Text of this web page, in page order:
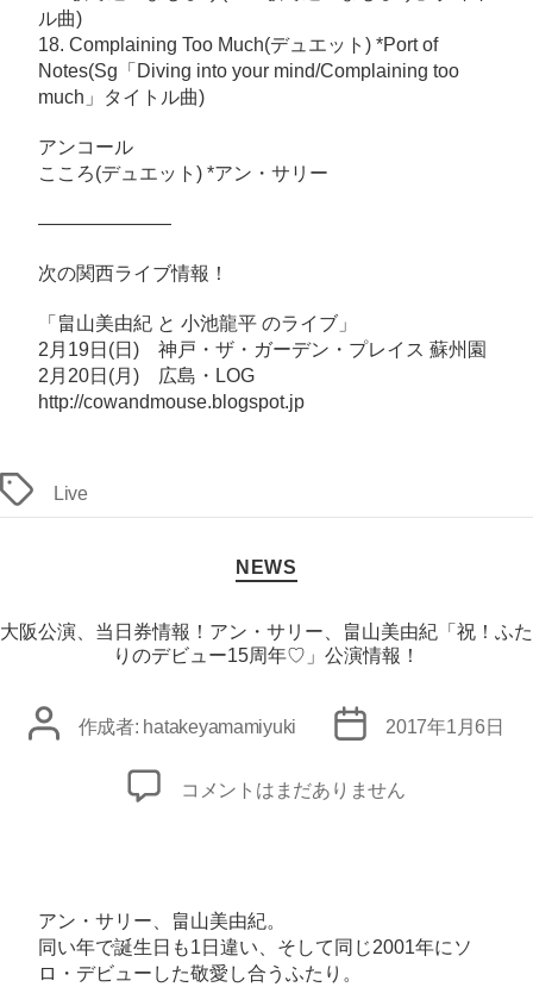
の
ル曲)
18. Complaining Too Much(デュエット) *Port of
Notes(Sg「Diving into your mind/Complaining too
much」タイトル曲)
アンコール
こころ(デュエット) *アン・サリー
———————
次の関西ライブ情報！
「畠山美由紀 と 小池龍平 のライブ」
2月19日(日) 神戸・ザ・ガーデン・プレイス 蘇州園
2月20日(月) 広島・LOG
http://cowandmouse.blogspot.jp
タ
グ
Live
カ
テ
リ
ー
NEWS
大阪公演、当日券情報！アン・サリー、畠山美由紀「祝！ふた
りのデビュー15周年♡」公演情報！
投
作成者: hatakeyamamiyuki
投
日
2017年1月6日
大
当
日
券
コメントはまだありません
アン・サリー、畠山美由紀。
同い年で誕生日も1日違い、そして同じ2001年にソ
ロ・デビューした敬愛し合うふたり。